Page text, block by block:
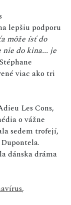
lepšiu podporu
môže ísť do
nie do kina... je
viac ako tri
Les Cons,
o vážne
sedem trofejí,
dánska dráma
,